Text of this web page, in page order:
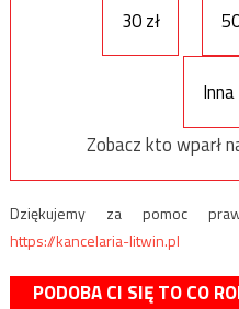
30 zł
Zobacz kto wparł
Dziękujemy za pomoc
https://kancelaria-litwin.pl
PODOBA CI SIĘ TO CO